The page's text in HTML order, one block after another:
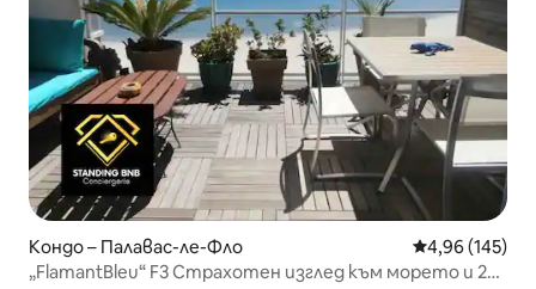
Кондо – Палавас-ле-Фло Средна
4,96 (145)
„FlamantBleu“ F3 Страхотен изглед към морето и 2